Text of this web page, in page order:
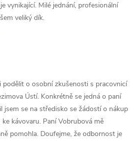
vynikající. Milé jednání, profesionální
veliký dík.
podělit o osobní zkušenosti s pracovnicí
Ústí. Konkrétně se jedná o paní
jsem se na středisko se žádostí o nákup
kávovaru. Paní Vobrubová mě
pomohla. Doufejme, že odbornost je